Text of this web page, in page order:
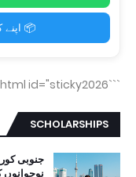
📦 اپنے
```html id="sticky2026"
SCHOLARSHIPS